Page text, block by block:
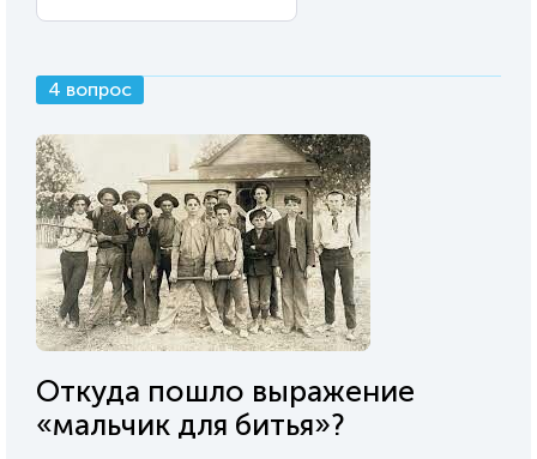
4 вопрос
Откуда пошло выражение
«мальчик для битья»?